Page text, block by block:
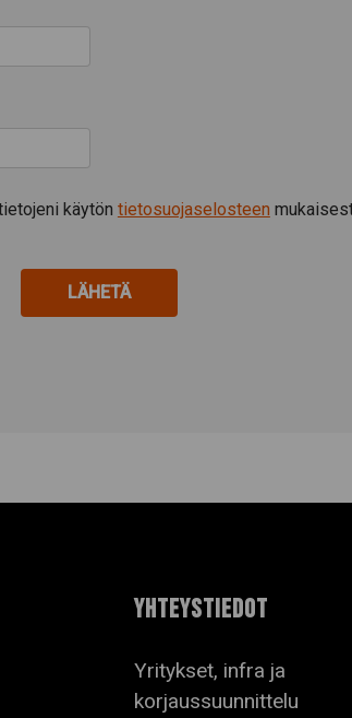
käytön tietosuojaselosteen
YHTEYSTIEDOT
Yritykset, infra ja
korjaussuunnittelu